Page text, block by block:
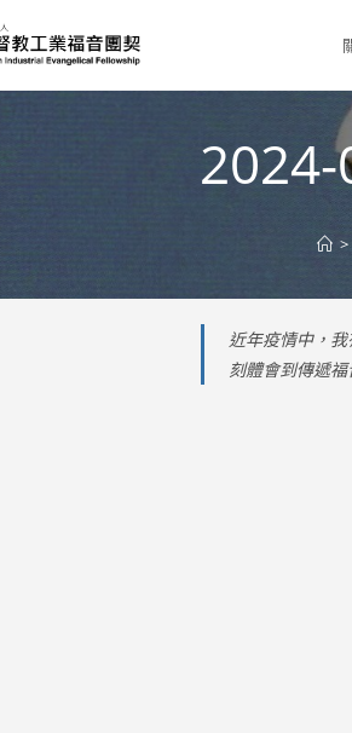
>
近年疫情中，
刻體會到傳遞